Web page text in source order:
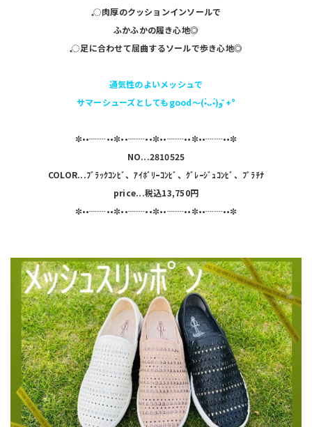
𓈒◌肉厚のクッションインソールで
ふかふかの履き心地◎
𓈒◌足に合わせて屈曲するソールで歩き心地◎
通気性のよいメッシュで
サマーシューズとしてもgood〜(•̀ᴗ•́)و ̑̑+°
✼••┈┈••✼••┈┈••✼••┈┈••✼••┈┈••✼
NO...2810525
COLOR...ﾌﾞﾗｯｸｺﾝﾋﾞ、ｱｲﾎﾞﾘｰｺﾝﾋﾞ、ｸﾞﾚｰｼﾞｭｺﾝﾋﾞ、ﾌﾟﾗﾁﾅ
price...税込13,750円
✼••┈┈••✼••┈┈••✼••┈┈••✼••┈┈••✼